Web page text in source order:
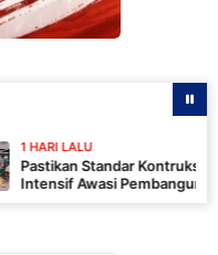
Komandan SSK
MCK di Wanam